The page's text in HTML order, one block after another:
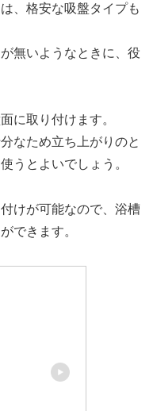
、格安な吸盤タイプも
無いようなときに、役
に取り付けます。
なため立ち上がりのと
うとよいでしょう。
けが可能なので、浴槽
できます。